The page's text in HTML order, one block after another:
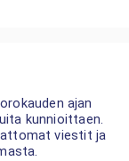
ajan
kunnioittaen.
viestit ja